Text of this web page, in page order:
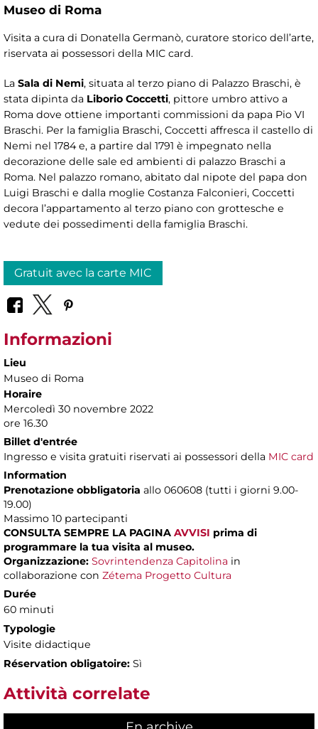
Museo di Roma
Visita a cura di Donatella Germanò, curatore storico dell’arte,
riservata ai possessori della MIC card.
La Sala di Nemi, situata al terzo piano di Palazzo Braschi, è
stata dipinta da Liborio Coccetti, pittore umbro attivo a
Roma dove ottiene importanti commissioni da papa Pio VI
Braschi. Per la famiglia Braschi, Coccetti affresca il castello di
Nemi nel 1784 e, a partire dal 1791 è impegnato nella
decorazione delle sale ed ambienti di palazzo Braschi a
Roma. Nel palazzo romano, abitato dal nipote del papa don
Luigi Braschi e dalla moglie Costanza Falconieri, Coccetti
decora l’appartamento al terzo piano con grottesche e
vedute dei possedimenti della famiglia Braschi.
Gratuit avec la carte MIC
Informazioni
Lieu
Museo di Roma
Horaire
Mercoledì 30 novembre 2022
ore 16.30
Billet d'entrée
Ingresso e visita gratuiti riservati ai possessori della MIC card
Information
Prenotazione obbligatoria allo 060608 (tutti i giorni 9.00-
19.00)
Massimo 10 partecipanti
CONSULTA SEMPRE LA PAGINA AVVISI prima di
programmare la tua visita al museo.
Organizzazione: Sovrintendenza Capitolina in
collaborazione con Zétema Progetto Cultura
Durée
60 minuti
Typologie
Visite didactique
Réservation obligatoire: Sì
Attività correlate